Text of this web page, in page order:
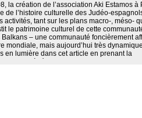
la création de l’association Aki Estamos à
de l’histoire culturelle des Judéo-
activités, tant sur les plans macro-, méso-
le patrimoine culturel de cette
Balkans – une communauté foncièrement
mondiale, mais aujourd’hui très
en lumière dans cet article en prenant la